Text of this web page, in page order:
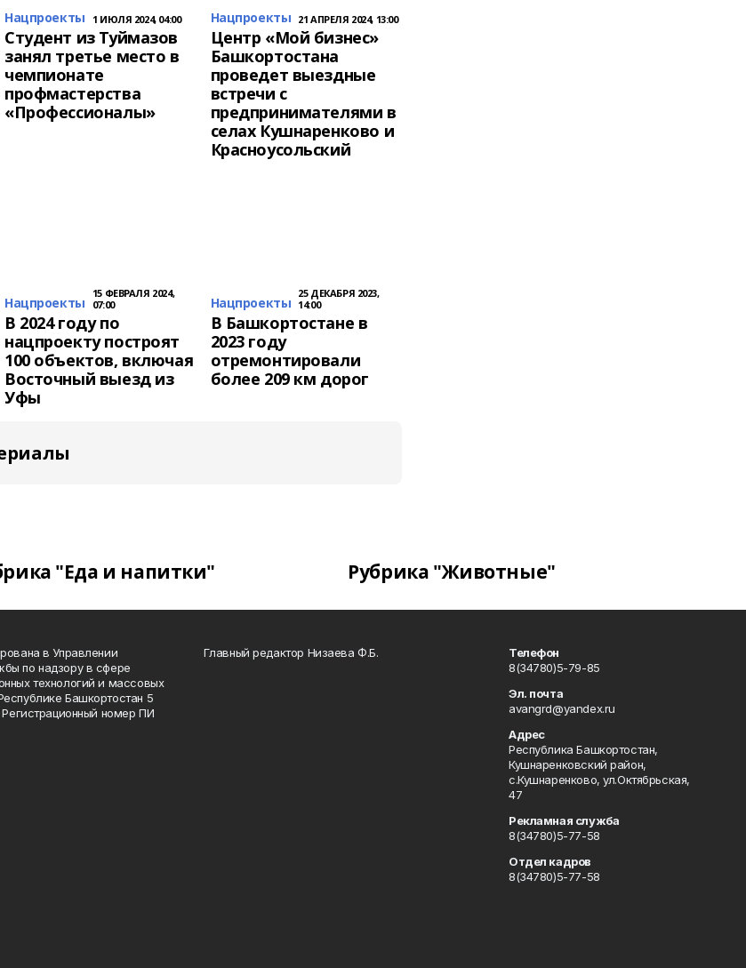
Нацпроекты 1 ИЮЛЯ 2024, 04:00
Студент из Туймазов
занял третье место в
чемпионате
профмастерства
«Профессионалы»
Нацпроекты 21 АПРЕЛЯ 2024, 13:00
Центр «Мой бизнес»
Башкортостана
проведет выездные
встречи с
предпринимателями в
селах Кушнаренково и
Красноусольский
Нацпроекты
15 ФЕВРАЛЯ 2024,
07:00
В 2024 году по
нацпроекту построят
100 объектов, включая
Восточный выезд из
Уфы
Нацпроекты
25 ДЕКАБРЯ 2023,
14:00
В Башкортостане в
2023 году
отремонтировали
более 209 км дорог
"Еда и напитки" Рубрика "Животные"
в Управлении
по надзору в сфере
технологий и массовых
Башкортостан 5
Регистрационный номер ПИ
Главный редактор Низаева Ф.Б.
Телефон
8(34780)5-79-85
Эл. почта
avangrd@yandex.ru
Адрес
Республика Башкортостан,
Кушнаренковский район,
с.Кушнаренково, ул.Октябрьская,
47
Рекламная служба
8(34780)5-77-58
Отдел кадров
8(34780)5-77-58